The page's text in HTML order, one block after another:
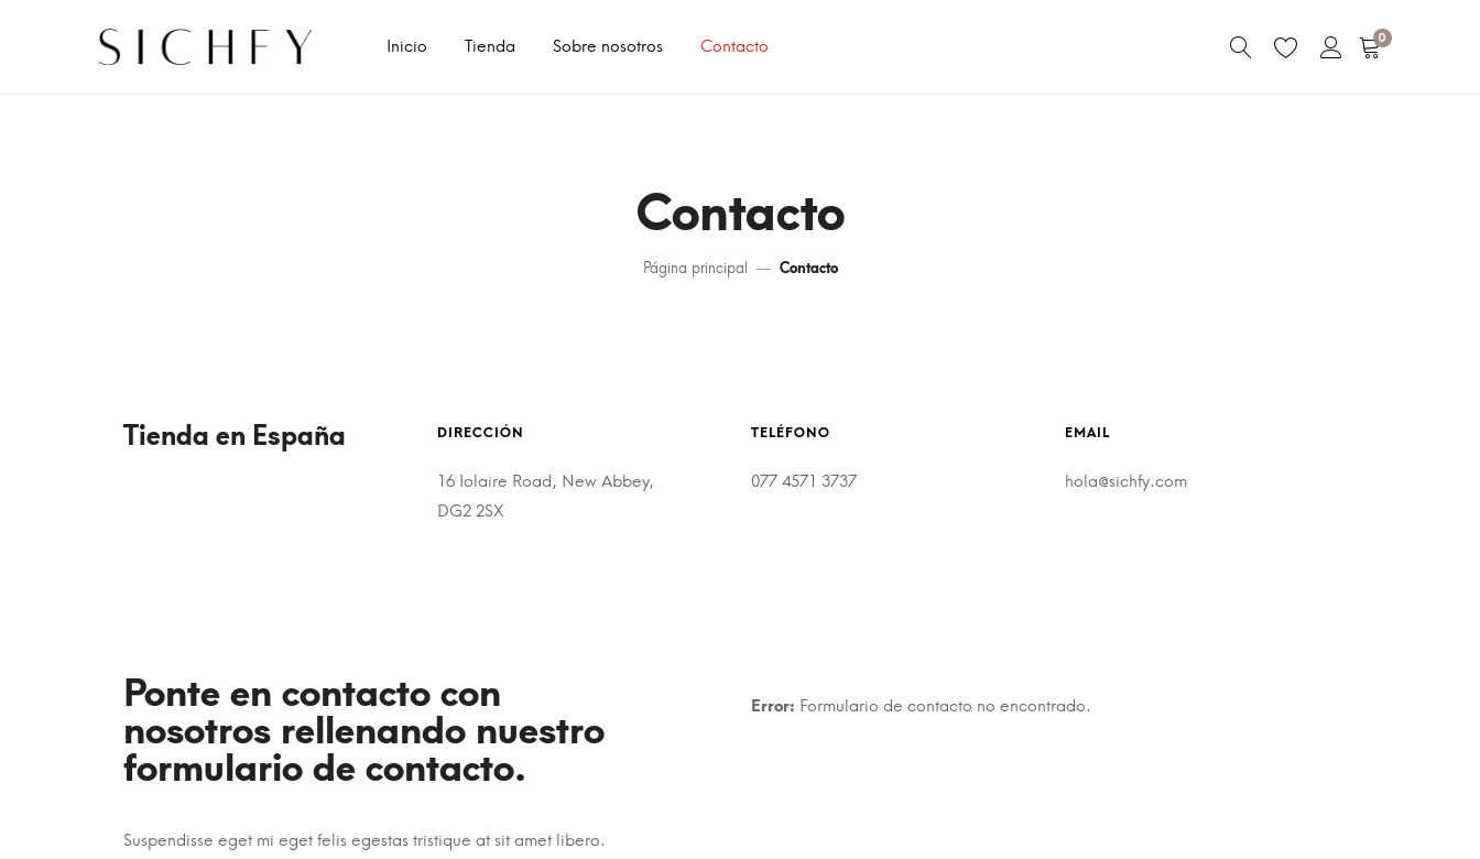
Inicio Tienda Sobre nosotros Contacto 0
Contacto
Página principal Contacto
Tienda en España DIRECCIÓN
16 Iolaire Road, New Abbey,
DG2 2SX
TELÉFONO
077 4571 3737
EMAIL
hola@sichfy.com
Ponte en contacto con
nosotros rellenando nuestro
formulario de contacto.
Suspendisse eget mi eget felis egestas tristique at sit amet libero.
Error: Formulario de contacto no encontrado.